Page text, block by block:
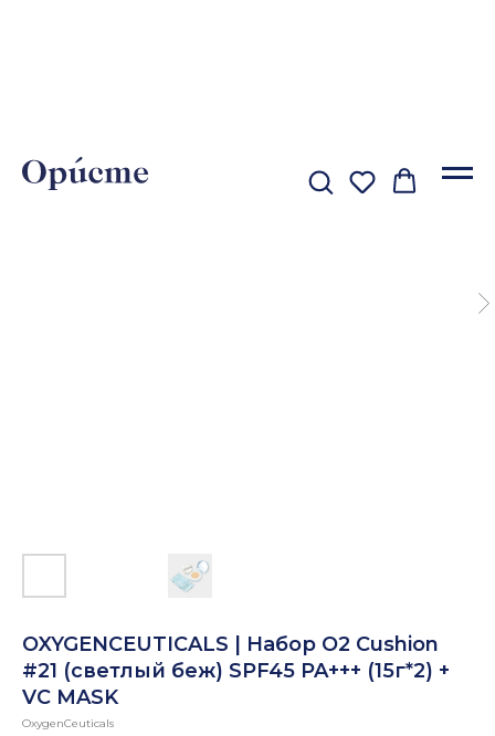
OXYGENCEUTICALS | Набор О2 Cushion
#21 (светлый беж) SPF45 PA+++ (15г*2) +
VC MASK
OxygenCeuticals